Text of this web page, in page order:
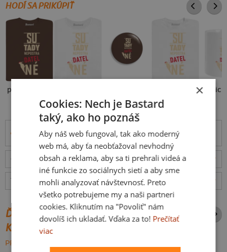
HODÍ SA PRIKÚPIŤ
429 € 429 €
Informácie o produkte
Odošlemev piatok 7.8.,doručíme v utorok 11.8.
Tabuľka veľkostí: Akú vybrať?
ĎALŠIE POTLAČE Z ROVNAKEJ
KATEGÓRIE
PREHĽADÁVAŤ VŠETKO:
×
Cookies: Nech je Bastard
taký, ako ho poznáš
Aby náš web fungoval, tak ako moderný
web má, aby ťa neobťažoval nevhodný
obsah a reklama, aby sa ti prehrali videá a
iné funkcie zo sociálnych sietí a aby sme
mohli analyzovať návštevnosť. Preto
všetko potrebujeme my a naši partneri
cookies. Kliknutím na "Povoliť" nám
dovolíš ich ukladať. Vďaka za to! Prečítať
viac